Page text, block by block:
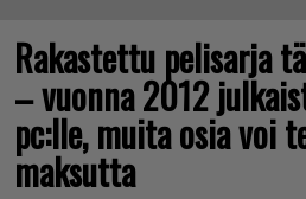
Rakastettu pelisarja
– vuonna 2012
pc:lle, muita osia voi
maksutta